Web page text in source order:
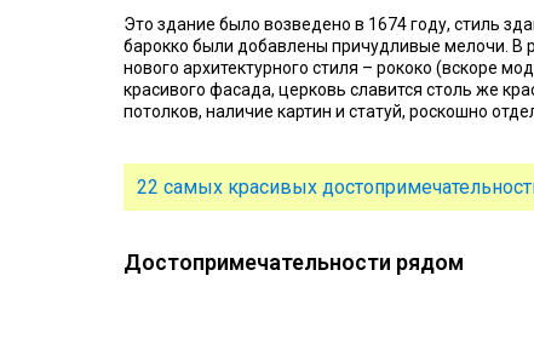
Это здание было возведено в 1674 году, стиль
барокко были добавлены причудливые мелочи. В
нового архитектурного стиля – рококо (вскоре
красивого фасада, церковь славится столь же
потолков, наличие картин и статуй, роскошно
22 самых красивых
Достопримечательности рядом